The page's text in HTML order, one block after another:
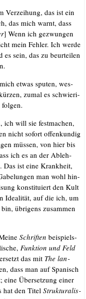
Ver­zei­hung, das ist ein
das mich warnt, dass
] Wenn ich gezwun­gen
mein Feh­ler. Ich wer­de
es sein, das zu beur­tei­len
etwas spu­ten, wes­
zumal es schwie­ri­
ich will sie fest­ma­chen,
nicht sofort offen­kun­dig
müs­sen, von hier bis
ich es an der Ableh­
Das ist eine Krank­heit,
man wohl hin­
kon­sti­tu­iert den Kult
Idea­li­tät, auf die ich, um
übri­gens zusam­men
Schrif­ten bei­spiels­
Funk­ti­on und Feld
das mit The lan­
dass man auf Spa­nisch
eine Über­set­zung einer
hat den Titel Struk­tu­ra­lis­